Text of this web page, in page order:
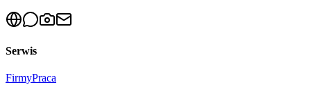
Serwis
FirmyPraca